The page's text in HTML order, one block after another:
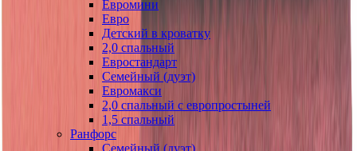
Евромини
Евро
Детский в кроватку
2,0 спальный
Евростандарт
Семейный (дуэт)
Евромакси
2,0 спальный с европростыней
1,5 спальный
Ранфорс
Семейный (дуэт)